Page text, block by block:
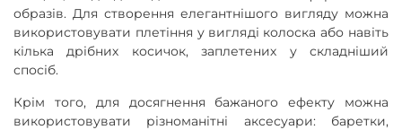
образів. Для створення елегантнішого вигляду можна
використовувати плетіння у вигляді колоска або навіть
кілька дрібних косичок, заплетених у складніший
спосіб.
Крім того, для досягнення бажаного ефекту можна
використовувати різноманітні аксесуари: баретки,